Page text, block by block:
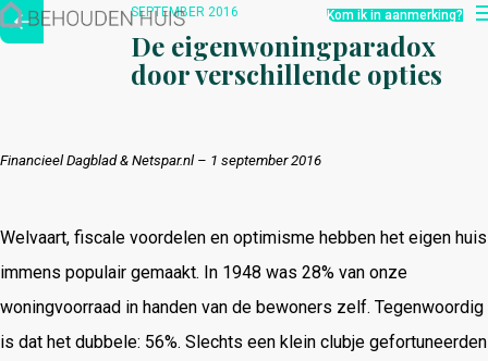
Hoe werkt het?
Over ons
Nieuwsbrief
Kom ik in aanmerking?
SEPTEMBER 2016
De eigenwoningparadox
door verschillende opties
Financieel Dagblad & Netspar.nl – 1 september 2016
Welvaart, fiscale voordelen en optimisme hebben het eigen huis
immens populair gemaakt. In 1948 was 28% van onze
woningvoorraad in handen van de bewoners zelf. Tegenwoordig
is dat het dubbele: 56%. Slechts een klein clubje gefortuneerden